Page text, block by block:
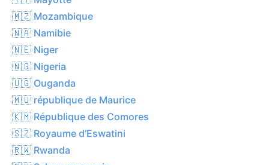
🇲🇿 Mozambique
🇳🇦 Namibie
🇳🇪 Niger
🇳🇬 Nigeria
🇺🇬 Ouganda
🇲🇺 république de Maurice
🇰🇲 République des Comores
🇸🇿 Royaume d’Eswatini
🇷🇼 Rwanda